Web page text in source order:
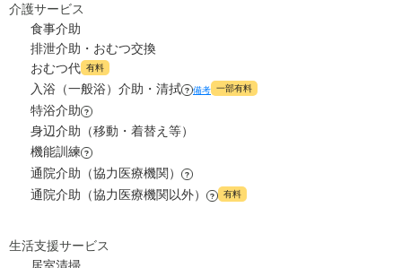
水道・光熱費
上乗せ介護費 ?
その他 0
介護保険料
管理費
食費 ? 8.9
水道・光熱費
上乗せ介護費
その他
介護保険料
介護サービス
食事介助
排泄介助・おむつ交換
おむつ代 有料
入浴（一般浴）介助・清拭 ? 備考 一部有料
特浴介助 ?
身辺介助（移動・着替え等）
機能訓練 ?
通院介助（協力医療機関） ?
通院介助（協力医療機関以外） ? 有料
生活支援サービス